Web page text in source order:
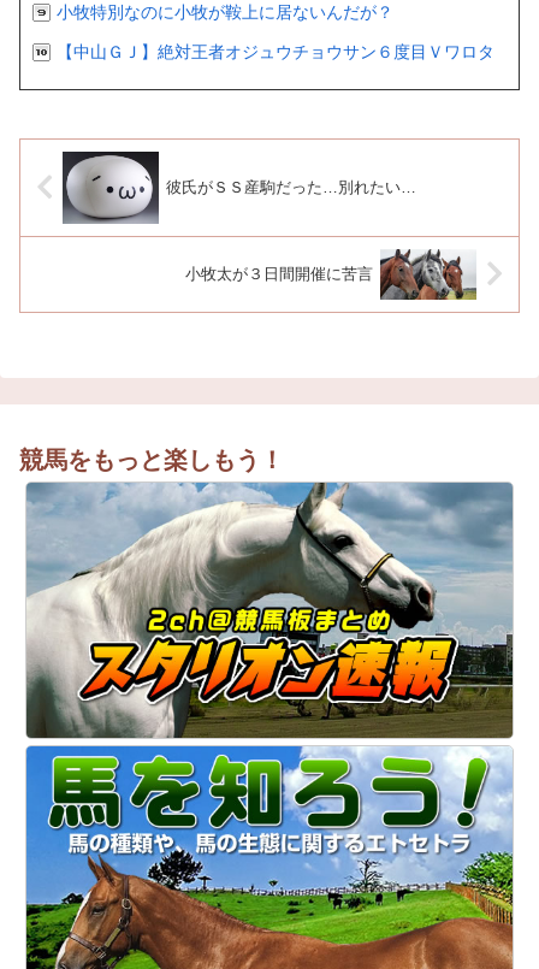
小牧特別なのに小牧が鞍上に居ないんだが？
【中山ＧＪ】絶対王者オジュウチョウサン６度目Ｖワロタ
彼氏がＳＳ産駒だった…別れたい…
小牧太が３日間開催に苦言
競馬をもっと楽しもう！